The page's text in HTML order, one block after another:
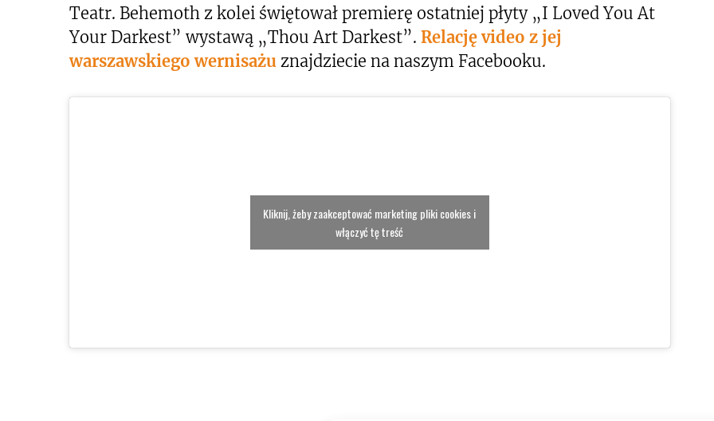
Teatr. Behemoth z kolei świętował premierę ostatniej płyty „I Loved You At
Your Darkest” wystawą „Thou Art Darkest”. Relację video z jej
warszawskiego wernisażu znajdziecie na naszym Facebooku.
Kliknij, żeby zaakceptować marketing pliki cookies i
włączyć tę treść